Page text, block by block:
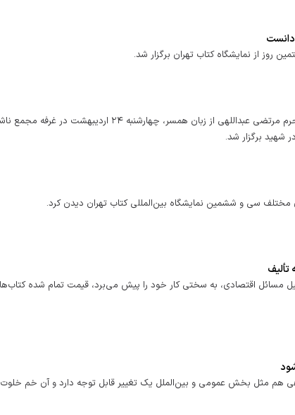
دانست
روز از نمایشگاه کتاب تهران برگزار شد.
جشن ۴۷ هزارتایی شدن کتاب «هواتو دارم»، خاطرات شهید مدافع حرم مرتضی عبداللهی از زبان همسر، چهارشنبه ۲۴ اردیبهشت در
شهید برگزار شد.
سی و ششمین نمایشگاه بین‌المللی کتاب تهران دیدن کرد.
مسائل اقتصادی، به سختی کار خود را پیش می‌برد، قیمت تمام شده کتاب‌ها
هم مثل بخش عمومی و بین‌الملل یک تغییر قابل توجه دارد و آن خم